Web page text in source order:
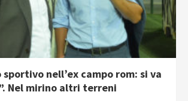
sportivo nell’ex campo rom: si va
Nel mirino altri terreni